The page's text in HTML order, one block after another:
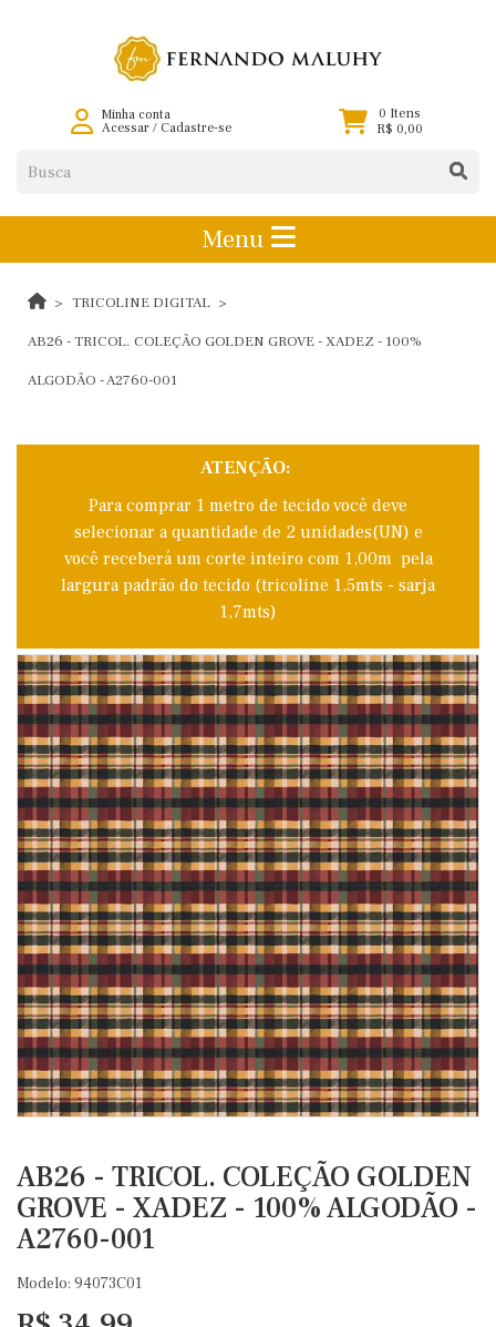
Minha conta
Acessar/ Cadastre-se
0 Itens
R$ 0,00
Menu
TRICOLINE DIGITAL
AB26 - TRICOL. COLEÇÃO GOLDEN GROVE - XADEZ - 100%
ALGODÃO - A2760-001
ATENÇÃO:
Para comprar 1 metro de tecido você deve
selecionar a quantidade de 2 unidades(UN) e
você receberá um corte inteiro com 1,00m pela
largura padrão do tecido (tricoline 1,5mts - sarja
1,7mts)
AB26 - TRICOL. COLEÇÃO GOLDEN
GROVE - XADEZ - 100% ALGODÃO -
A2760-001
Modelo: 94073C01